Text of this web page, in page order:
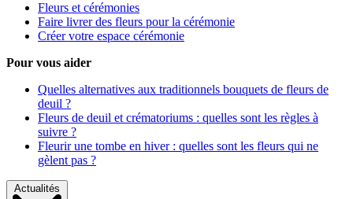
Fleurs et cérémonies
Faire livrer des fleurs pour la cérémonie
Créer votre espace cérémonie
Pour vous aider
Quelles alternatives aux traditionnels bouquets de fleurs de
deuil ?
Fleurs de deuil et crématoriums : quelles sont les règles à
suivre ?
Fleurir une tombe en hiver : quelles sont les fleurs qui ne
gèlent pas ?
Actualités